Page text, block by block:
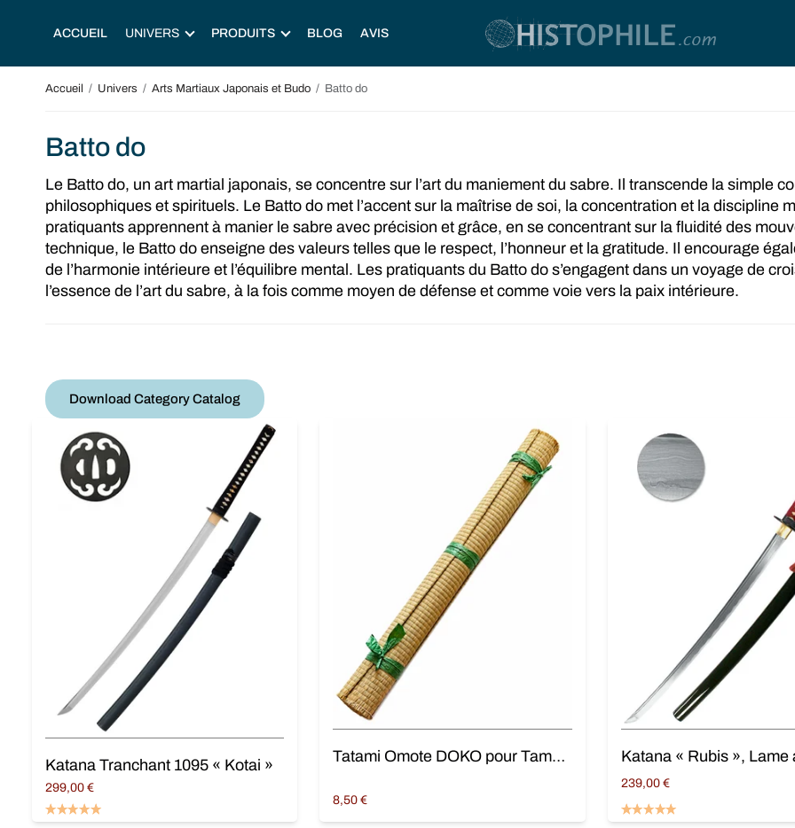
ACCUEIL UNIVERS PRODUITS BLOG AVIS
Accueil / Univers / Arts Martiaux Japonais et Budo / Batto do
Batto do
Le Batto do, un art martial japonais, se concentre sur l’art du maniement du sabre. Il transcende la simple
philosophiques et spirituels. Le Batto do met l’accent sur la maîtrise de soi, la concentration et la discipline
pratiquants apprennent à manier le sabre avec précision et grâce, en se concentrant sur la fluidité des
technique, le Batto do enseigne des valeurs telles que le respect, l’honneur et la gratitude. Il encourage
de l’harmonie intérieure et l’équilibre mental. Les pratiquants du Batto do s’engagent dans un voyage de
l’essence de l’art du sabre, à la fois comme moyen de défense et comme voie vers la paix intérieure.
Download Category Catalog
Katana Tranchant 1095 « Kotai »
299,00 €
Ajouter au panier
Tatami Omote DOKO pour Tameshigiri
8,50€
Ajouter au panier
239,00 €
Ajouter au panier